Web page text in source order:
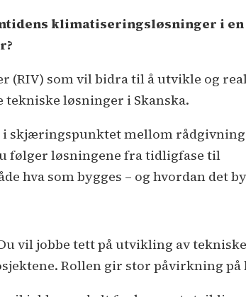
klimatiseringsløsninger i en
(RIV) som vil bidra til å utvikle og
løsninger i Skanska.
i skjæringspunktet mellom
følger løsningene fra tidligfase til
hva som bygges – og hvordan det
vil jobbe tett på utvikling av
Rollen gir stor påvirkning